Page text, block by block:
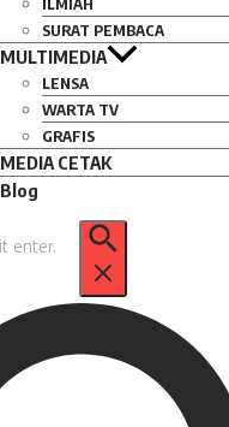
SURAT PEMBACA
MULTIMEDIA
LENSA
WARTA TV
GRAFIS
MEDIA CETAK
Blog